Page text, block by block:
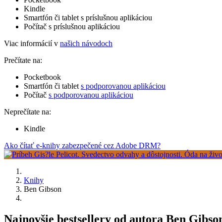
Kindle
Smartfón či tablet s príslušnou aplikáciou
Počítač s príslušnou aplikáciou
Viac informácií v našich návodoch
Prečítate na:
Pocketbook
Smartfón či tablet s podporovanou aplikáciou
Počítač s podporovanou aplikáciou
Neprečítate na:
Kindle
Ako čítať e-knihy zabezpečené cez Adobe DRM?
Knihy
Ben Gibson
Najnovšie bestsellery od autora Ben